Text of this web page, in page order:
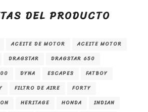
DEL PRODUCTO
ACEITE DE MOTOR
ACEITE MOTOR
DRAGSTAR
DRAGSTAR 650
DYNA ESCAPES
FATBOY
FILTRO DE AIRE
FORTY
HERITAGE HONDA
INDIAN